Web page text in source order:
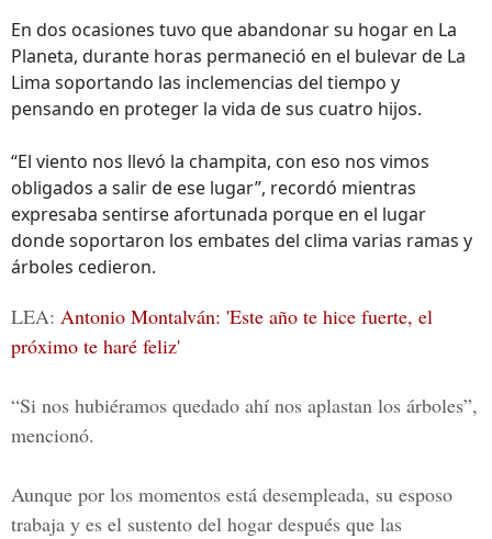
En dos ocasiones tuvo que abandonar su hogar en La
Planeta, durante horas permaneció en el bulevar de La
Lima soportando las inclemencias del tiempo y
pensando en proteger la vida de sus cuatro hijos.
“El viento nos llevó la champita, con eso nos vimos
obligados a salir de ese lugar”, recordó mientras
expresaba sentirse afortunada porque en el lugar
donde soportaron los embates del clima varias ramas y
árboles cedieron.
LEA: Antonio Montalván: 'Este año te hice fuerte, el
próximo te haré feliz'
“Si nos hubiéramos quedado ahí nos aplastan los árboles”,
mencionó.
Aunque por los momentos está desempleada, su esposo
trabaja y es el sustento del hogar después que las